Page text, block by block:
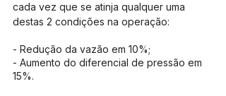
cada vez que se atinja qualquer uma
destas 2 condições na operação:
- Redução da vazão em 10%;
- Aumento do diferencial de pressão em
15%.